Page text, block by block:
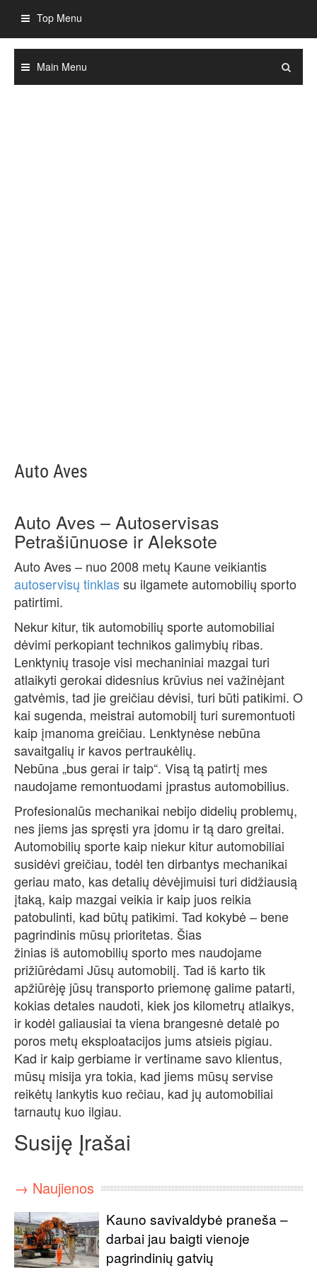
content
Top Menu
Main Menu
Auto Aves
Auto Aves – Autoservisas
Petrašiūnuose ir Aleksote
Auto Aves – nuo 2008 metų Kaune veikiantis
autoservisų tinklassu ilgamete automobilių sporto
patirtimi.
Nekur kitur, tik automobilių sporte automobiliai
dėvimi perkopiant technikos galimybių ribas.
Lenktynių trasoje visi mechaniniai mazgai turi
atlaikyti gerokai didesnius krūvius nei važinėjant
gatvėmis, tad jie greičiau dėvisi, turi būti patikimi. O
kai sugenda, meistrai automobilį turi suremontuoti
kaip įmanoma greičiau. Lenktynėse nebūna
savaitgalių ir kavos pertraukėlių.
Nebūna „bus gerai ir taip“. Visą tą patirtį mes
naudojame remontuodami įprastus automobilius.
Profesionalūs mechanikai nebijo didelių problemų,
nes jiems jas spręsti yra įdomu ir tą daro greitai.
Automobilių sporte kaip niekur kitur automobiliai
susidėvi greičiau, todėl ten dirbantys mechanikai
geriau mato, kas detalių dėvėjimuisi turi didžiausią
įtaką, kaip mazgai veikia ir kaip juos reikia
patobulinti, kad būtų patikimi. Tad kokybė – bene
pagrindinis mūsų prioritetas. Šias
žinias iš automobilių sporto mes naudojame
prižiūrėdami Jūsų automobilį. Tad iš karto tik
apžiūrėję jūsų transporto priemonę galime patarti,
kokias detales naudoti, kiek jos kilometrų atlaikys,
ir kodėl galiausiai ta viena brangesnė detalė po
poros metų eksploatacijos jums atsieis pigiau.
Kad ir kaip gerbiame ir vertiname savo klientus,
mūsų misija yra tokia, kad jiems mūsų servise
reikėtų lankytis kuo rečiau, kad jų automobiliai
tarnautų kuo ilgiau.
Susiję Įrašai
→ Naujienos
Kauno savivaldybė praneša –
darbai jau baigti vienoje
pagrindinių gatvių